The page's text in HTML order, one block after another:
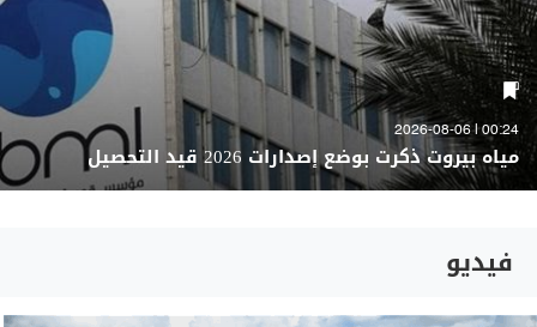
00:24 | 2026-08-06
مياه بيروت ذكرت بوضع إصدارات 2026 قيد التحصيل
فيديو